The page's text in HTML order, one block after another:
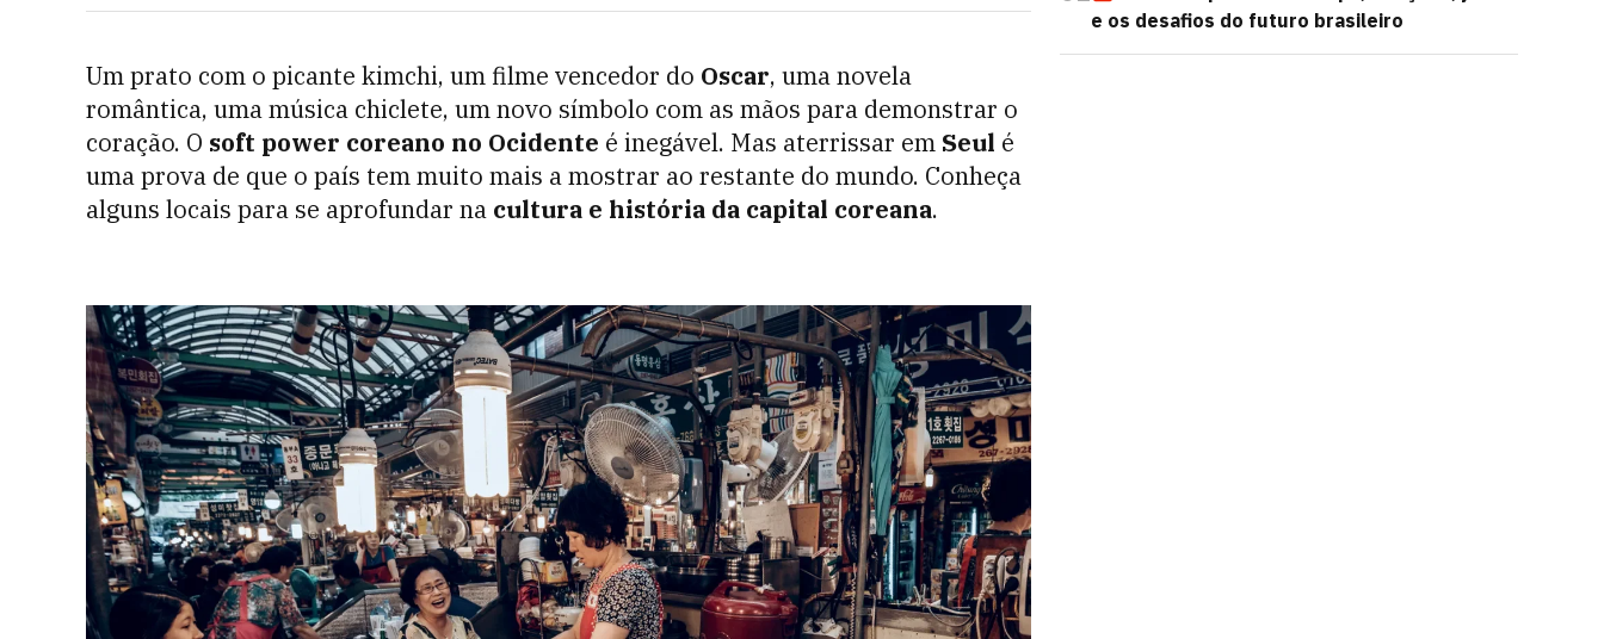
Um prato com o picante kimchi, um filme vencedor do Oscar, uma novela
romântica, uma música chiclete, um novo símbolo com as mãos para demonstrar o
coração. O soft power coreano no Ocidente é inegável. Mas aterrissar em Seul é
uma prova de que o país tem muito mais a mostrar ao restante do mundo. Conheça
alguns locais para se aprofundar na cultura e história da capital coreana.
e os desafios do futuro brasileiro